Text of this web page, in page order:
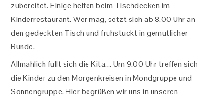
zubereitet. Einige helfen beim Tischdecken im
Kinderrestaurant. Wer mag, setzt sich ab 8.00 Uhr an
den gedeckten Tisch und frühstückt in gemütlicher
Runde.
Allmählich füllt sich die Kita.… Um 9.00 Uhr treffen sich
die Kinder zu den Morgenkreisen in Mondgruppe und
Sonnengruppe. Hier begrüßen wir uns in unseren